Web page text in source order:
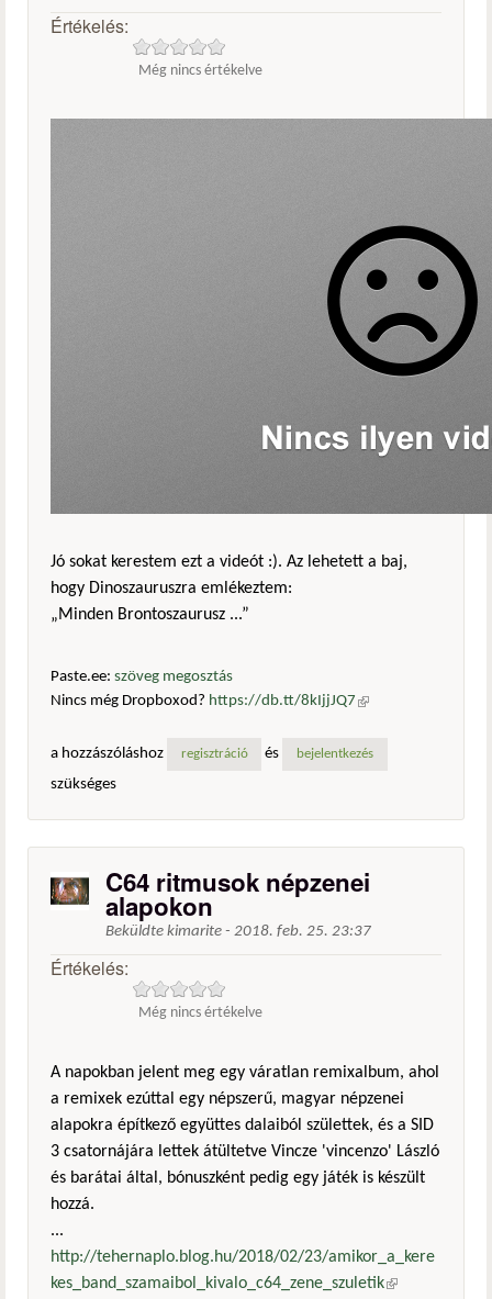
Értékelés:
Még nincs értékelve
Jó sokat kerestem ezt a videót :). Az lehetett a baj,
hogy Dinoszauruszra emlékeztem:
„Minden Brontoszaurusz ...”
Paste.ee: szöveg megosztás
Nincs még Dropboxod? https://db.tt/8kIjjJQ7 (külső
a hozzászóláshoz
regisztráció és bejelentkezés
szükséges
C64 ritmusok népzenei
alapokon
Beküldte kimarite - 2018. feb. 25. 23:37
Értékelés:
Még nincs értékelve
A napokban jelent meg egy váratlan remixalbum, ahol
a remixek ezúttal egy népszerű, magyar népzenei
alapokra építkező együttes dalaiból születtek, és a SID
3 csatornájára lettek átültetve Vincze 'vincenzo' László
és barátai által, bónuszként pedig egy játék is készült
hozzá.
...
http://tehernaplo.blog.hu/2018/02/23/amikor_a_kere
kes_band_szamaibol_kivalo_c64_zene_szuletik(külső